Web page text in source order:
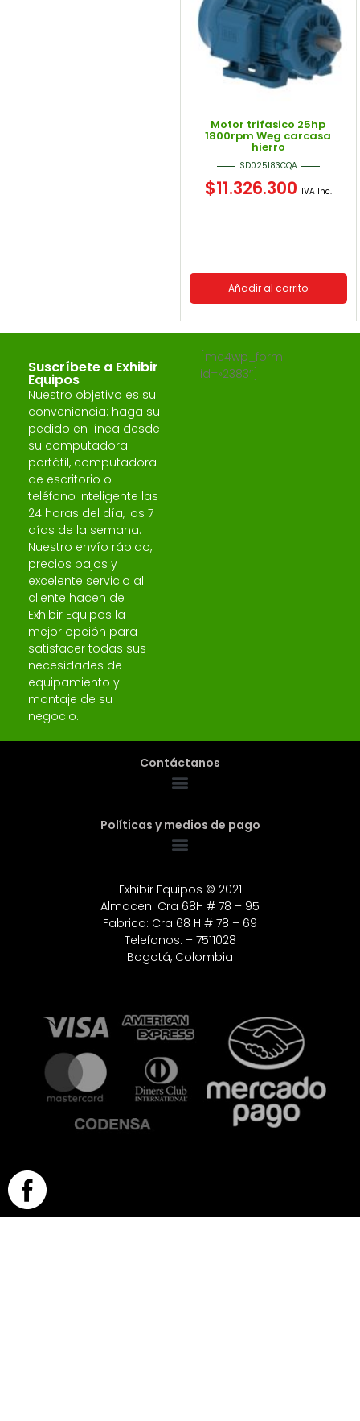
Motor trifasico 25hp
1800rpm Weg carcasa
hierro
SD025183CQA
$11.326.300 IVA Inc.
Añadir al carrito
Suscríbete a Exhibir
Equipos
Nuestro objetivo es su
conveniencia: haga su
pedido en línea desde
su computadora
portátil, computadora
de escritorio o
teléfono inteligente las
24 horas del día, los 7
días de la semana.
Nuestro envío rápido,
precios bajos y
excelente servicio al
cliente hacen de
Exhibir Equipos la
mejor opción para
satisfacer todas sus
necesidades de
equipamiento y
montaje de su
negocio.
[mc4wp_form
id=»2383″]
Contáctanos
Políticas y medios de pago
Exhibir Equipos © 2021
Almacen: Cra 68H # 78 – 95
Fabrica: Cra 68 H # 78 – 69
Telefonos: – 7511028
Bogotá, Colombia